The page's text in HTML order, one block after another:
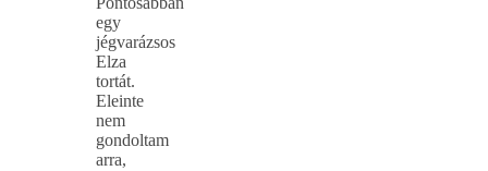
egy
jégvarázsos
Elza
tortát.
Eleinte
nem
gondoltam
arra,